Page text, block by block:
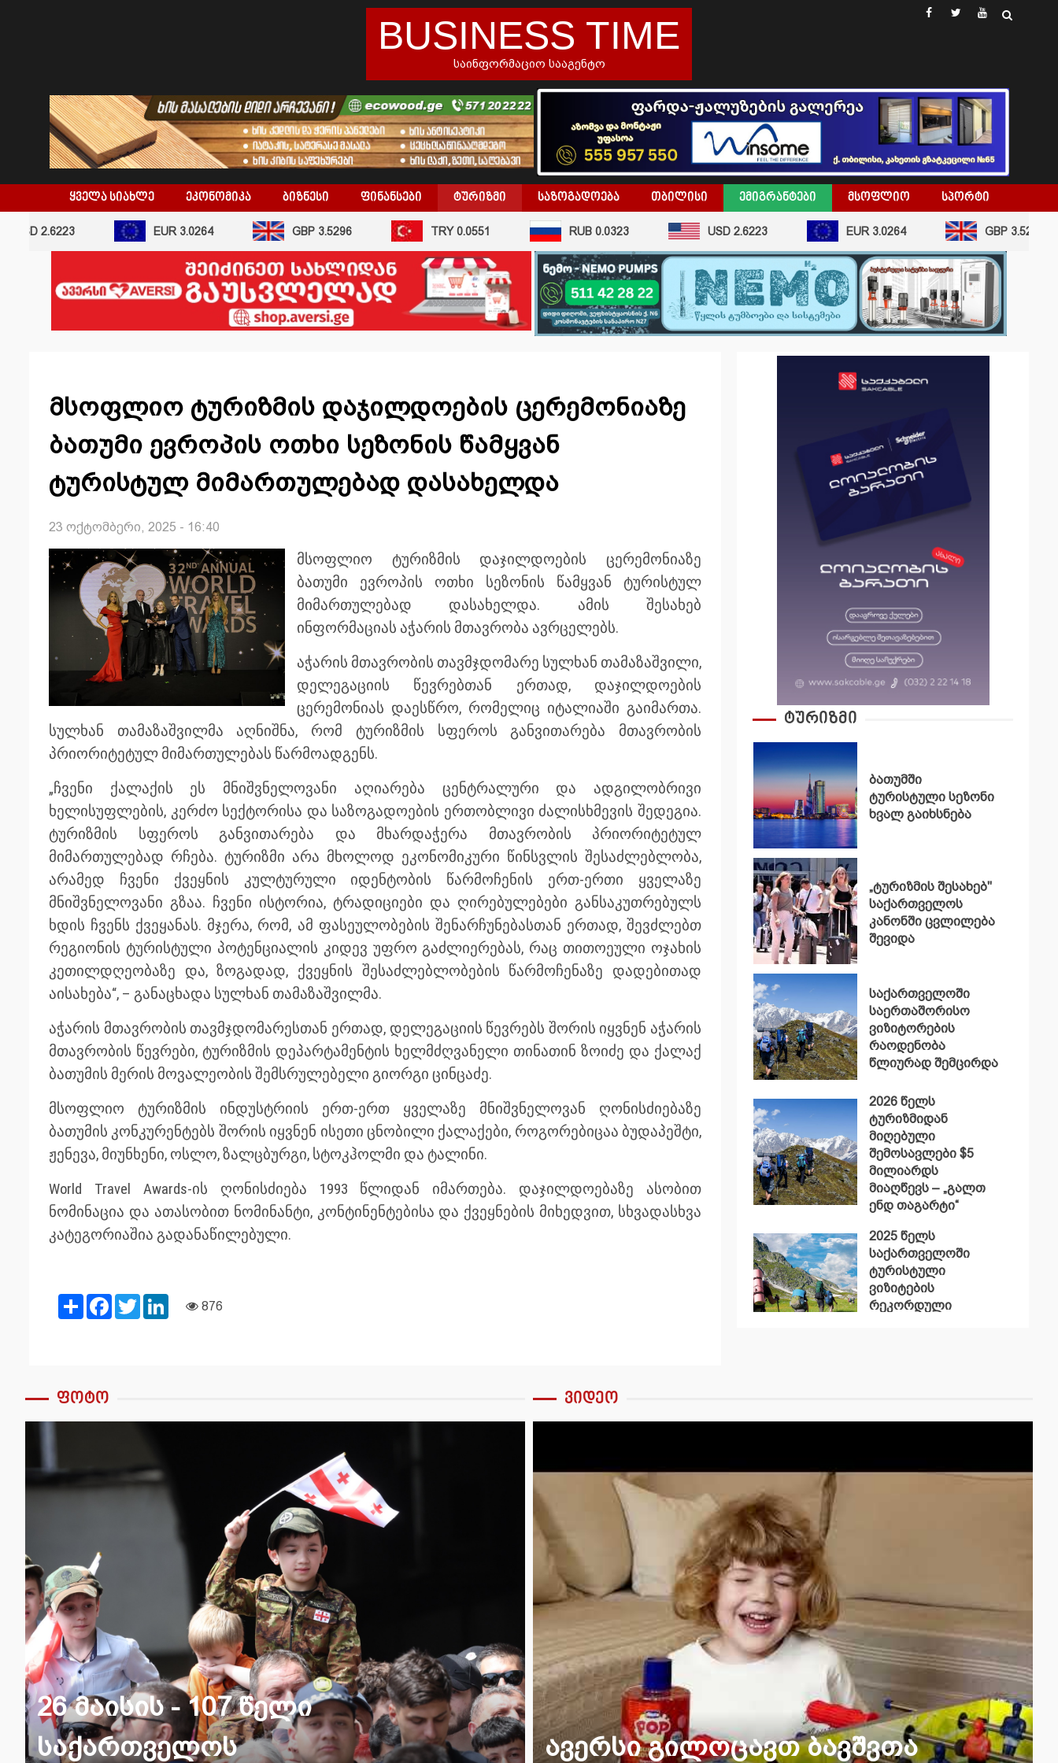
BUSINESS TIME
საინფორმაციო სააგენტო
facebooktwitteryoutube
ᲧᲕᲔᲚᲐ ᲡᲘᲐᲮᲚᲔ ᲔᲙᲝᲜᲝᲛᲘᲙᲐ ᲑᲘᲖᲜᲔᲡᲘ ᲤᲘᲜᲐᲜᲡᲔᲑᲘ ᲢᲣᲠᲘᲖᲛᲘ ᲡᲐᲖᲝᲒᲐᲓᲝᲔᲑᲐ ᲗᲑᲘᲚᲘᲡᲘ ᲔᲛᲘᲒᲠᲐᲜᲢᲔᲑᲘ ᲛᲡᲝᲤᲚᲘᲝ ᲡᲞᲝᲠᲢᲘ
2.6223 EUR 3.0264 GBP 3.5296 TRY 0.0551 RUB 0.0323 USD 2.6223 EUR 3.0264 GBP 3.5296
მსოფლიო ტურიზმის დაჯილდოების ცერემონიაზე
ბათუმი ევროპის ოთხი სეზონის წამყვან
ტურისტულ მიმართულებად დასახელდა
23 ოქტომბერი, 2025 - 16:40
მსოფლიო ტურიზმის დაჯილდოების ცერემონიაზე
ბათუმი ევროპის ოთხი სეზონის წამყვან ტურისტულ
მიმართულებად დასახელდა. ამის შესახებ
ინფორმაციას აჭარის მთავრობა ავრცელებს.
აჭარის მთავრობის თავმჯდომარე სულხან თამაზაშვილი,
დელეგაციის წევრებთან ერთად, დაჯილდოების
ცერემონიას დაესწრო, რომელიც იტალიაში გაიმართა.
სულხან თამაზაშვილმა აღნიშნა, რომ ტურიზმის სფეროს განვითარება მთავრობის
პრიორიტეტულ მიმართულებას წარმოადგენს.
„ჩვენი ქალაქის ეს მნიშვნელოვანი აღიარება ცენტრალური და ადგილობრივი
ხელისუფლების, კერძო სექტორისა და საზოგადოების ერთობლივი ძალისხმევის შედეგია.
ტურიზმის სფეროს განვითარება და მხარდაჭერა მთავრობის პრიორიტეტულ
მიმართულებად რჩება. ტურიზმი არა მხოლოდ ეკონომიკური წინსვლის შესაძლებლობა,
არამედ ჩვენი ქვეყნის კულტურული იდენტობის წარმოჩენის ერთ-ერთი ყველაზე
მნიშვნელოვანი გზაა. ჩვენი ისტორია, ტრადიციები და ღირებულებები განსაკუთრებულს
ხდის ჩვენს ქვეყანას. მჯერა, რომ, ამ ფასეულობების შენარჩუნებასთან ერთად, შევძლებთ
რეგიონის ტურისტული პოტენციალის კიდევ უფრო გაძლიერებას, რაც თითოეული ოჯახის
კეთილდღეობაზე და, ზოგადად, ქვეყნის შესაძლებლობების წარმოჩენაზე დადებითად
აისახება“, – განაცხადა სულხან თამაზაშვილმა.
აჭარის მთავრობის თავმჯდომარესთან ერთად, დელეგაციის წევრებს შორის იყვნენ აჭარის
მთავრობის წევრები, ტურიზმის დეპარტამენტის ხელმძღვანელი თინათინ ზოიძე და ქალაქ
ბათუმის მერის მოვალეობის შემსრულებელი გიორგი ცინცაძე.
მსოფლიო ტურიზმის ინდუსტრიის ერთ-ერთ ყველაზე მნიშვნელოვან ღონისძიებაზე
ბათუმის კონკურენტებს შორის იყვნენ ისეთი ცნობილი ქალაქები, როგორებიცაა ბუდაპეშტი,
ჟენევა, მიუნხენი, ოსლო, ზალცბურგი, სტოკჰოლმი და ტალინი.
World Travel Awards-ის ღონისძიება 1993 წლიდან იმართება. დაჯილდოებაზე ასობით
ნომინაცია და ათასობით ნომინანტი, კონტინენტებისა და ქვეყნების მიხედვით, სხვადასხვა
კატეგორიაშია გადანაწილებული.
ShareFacebook
TwitterLinkedIn
876
ტურიზმი
ბათუმში
ტურისტული სეზონი
ხვალ გაიხსნება
„ტურიზმის შესახებ"
საქართველოს
კანონში ცვლილება
შევიდა
საქართველოში
საერთაშორისო
ვიზიტორების
რაოდენობა
წლიურად შემცირდა
2026 წელს
ტურიზმიდან
მიღებული
შემოსავლები $5
მილიარდს
მიაღწევს – „გალთ
ენდ თაგარტი“
2025 წელს
საქართველოში
ტურისტული
ვიზიტების
რეკორდული
ფოტო ვიდეო
ავერსი გილოცავთ ბავშვთა ავერსი გილოცავთ ბავშვთა